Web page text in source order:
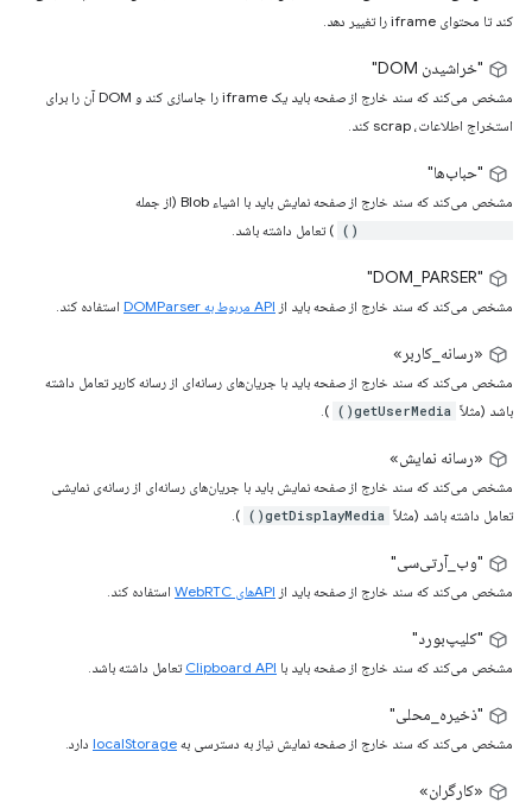
کند تا محتوای iframe را تغییر دهد.
"خراشیدن DOM"
مشخص می‌کند که سند خارج از صفحه باید یک iframe را جاسازی کند و DOM آن را برای
استخراج اطلاعات، scrap کند.
"حباب‌ها"
مشخص می‌کند که سند خارج از صفحه نمایش باید با اشیاء Blob (از جمله
) تعامل داشته باشد.
"DOM_PARSER"
مشخص می‌کند که سند خارج از صفحه باید از API مربوط به DOMParser استفاده کند.
«رسانه_کاربر»
مشخص می‌کند که سند خارج از صفحه باید با جریان‌های رسانه‌ای از رسانه کاربر تعامل داشته
باشد (مثلاً getUserMedia()
).
«رسانه نمایش»
مشخص می‌کند که سند خارج از صفحه نمایش باید با جریان‌های رسانه‌ای از رسانه‌ی نمایشی
تعامل داشته باشد (مثلاً getDisplayMedia()
).
"وب_آرتی‌سی"
مشخص می‌کند که سند خارج از صفحه باید از APIهای WebRTC استفاده کند.
"کلیپ‌بورد"
مشخص می‌کند که سند خارج از صفحه باید با Clipboard API تعامل داشته باشد.
"ذخیره_محلی"
مشخص می‌کند که سند خارج از صفحه نمایش نیاز به دسترسی به localStorage دارد.
«کارگران»